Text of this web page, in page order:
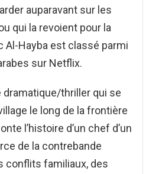
auparavant sur les
qui la revoient pour la
Al-Hayba est classé parmi
sur Netflix.
dramatique/thriller qui se
le long de la frontière
l’histoire d’un chef d’un
de la contrebande
conflits familiaux, des